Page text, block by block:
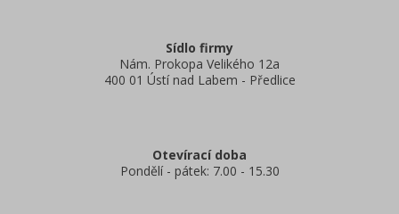
Sídlo firmy
Nám. Prokopa Velikého 12a
400 01 Ústí nad Labem - Předlice
Otevírací doba
Pondělí - pátek: 7.00 - 15.30